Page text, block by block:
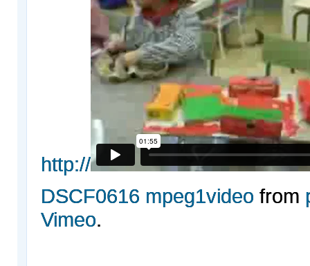
http://
DSCF0616 mpeg1video from
Vimeo.